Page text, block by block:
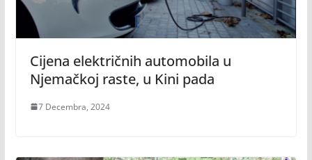
Cijena električnih automobila u
Njemačkoj raste, u Kini pada
7 Decembra, 2024